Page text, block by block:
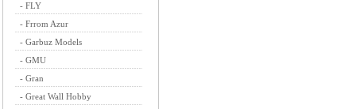
- FLY
- Frrom Azur
- Garbuz Models
- GMU
- Gran
- Great Wall Hobby